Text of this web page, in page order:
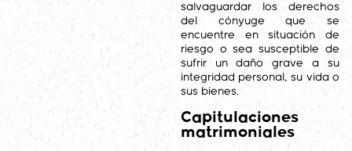
salvaguardar los derechos
del cónyuge que se
encuentre en situación de
riesgo o sea susceptible de
sufrir un daño grave a su
integridad personal, su vida o
sus bienes.
Capitulaciones
matrimoniales